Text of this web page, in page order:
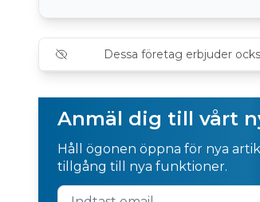
Dessa företag erbjuder
Anmäl dig till vårt
Håll ögonen öppna för nya
tillgång till nya funktioner.